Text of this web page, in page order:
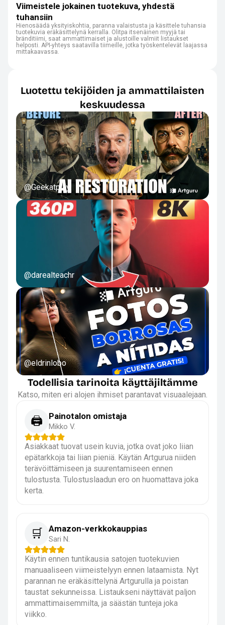
Viimeistele jokainen tuotekuva, yhdestä
tuhansiin
Hienosäädä yksityiskohtia, paranna valaistusta ja käsittele tuhansia
tuotekuvia eräkäsittelynä kerralla. Olitpa itsenäinen myyjä tai
bränditiimi, saat ammattimaiset ja alustoille valmiit listaukset
helposti. API-yhteys saatavilla tiimeille, jotka työskentelevät laajassa
mittakaavassa.
Luotettu tekijöiden ja ammattilaisten
keskuudessa
@Geekatplay
@darealteachr
@eldrinlobo
Todellisia tarinoita käyttäjiltämme
Katso, miten eri alojen ihmiset parantavat visuaalejaan.
🖨️ Painotalon omistaja
Mikko V.
Asiakkaat tuovat usein kuvia, jotka ovat joko liian
epätarkkoja tai liian pieniä. Käytän Artgurua niiden
terävöittämiseen ja suurentamiseen ennen
tulostusta. Tulostuslaadun ero on huomattava joka
kerta.
🛒 Amazon-verkkokauppias
Sari N.
Käytin ennen tuntikausia satojen tuotekuvien
manuaaliseen viimeistelyyn ennen lataamista. Nyt
parannan ne eräkäsittelynä Artgurulla ja poistan
taustat sekunneissa. Listaukseni näyttävät paljon
ammattimaisemmilta, ja säästän tunteja joka
viikko.